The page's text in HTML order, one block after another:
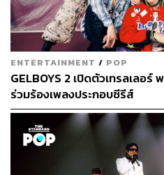
TAGS: แอน-แอนชิลี สก๊อต-เคมมิส
บริษัท ทีพีเอ็น โกลบอล จำกั
247 ENTERTAINMENT
มารีญา พูลเลิศลาภ
อนิพ
พีพี-กฤษฏ์ อำนวยเดชกร
Mark Tuan
มีมี่-มิลิน ยุว
ENTERTAINMENT / POP
GELBOYS 2 เปิดตัวเทรลเลอ
ร่วมร้องเพลงประกอบซีรีส์